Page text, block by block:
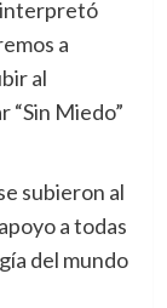
interpretó
a
al
“Sin Miedo”
subieron al
a todas
del mundo